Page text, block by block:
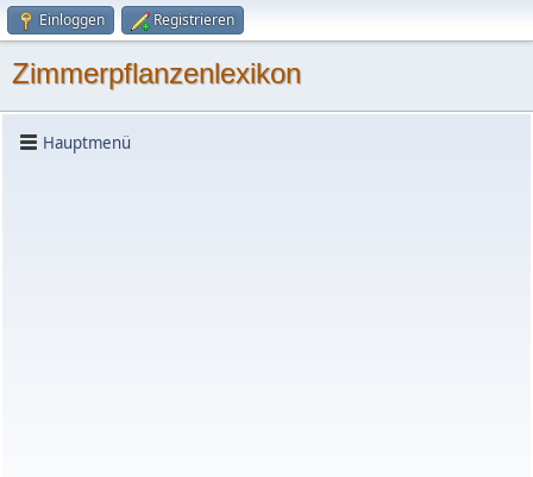
Einloggen Registrieren
Zimmerpflanzenlexikon
Hauptmenü